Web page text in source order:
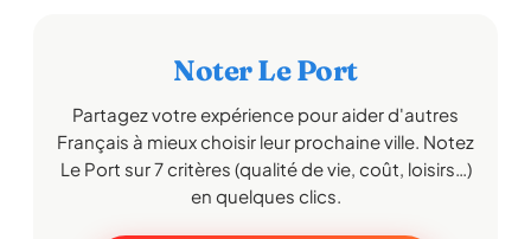
Noter Le Port
Partagez votre expérience pour aider d'autres
Français à mieux choisir leur prochaine ville. Notez
Le Port sur 7 critères (qualité de vie, coût, loisirs…)
en quelques clics.